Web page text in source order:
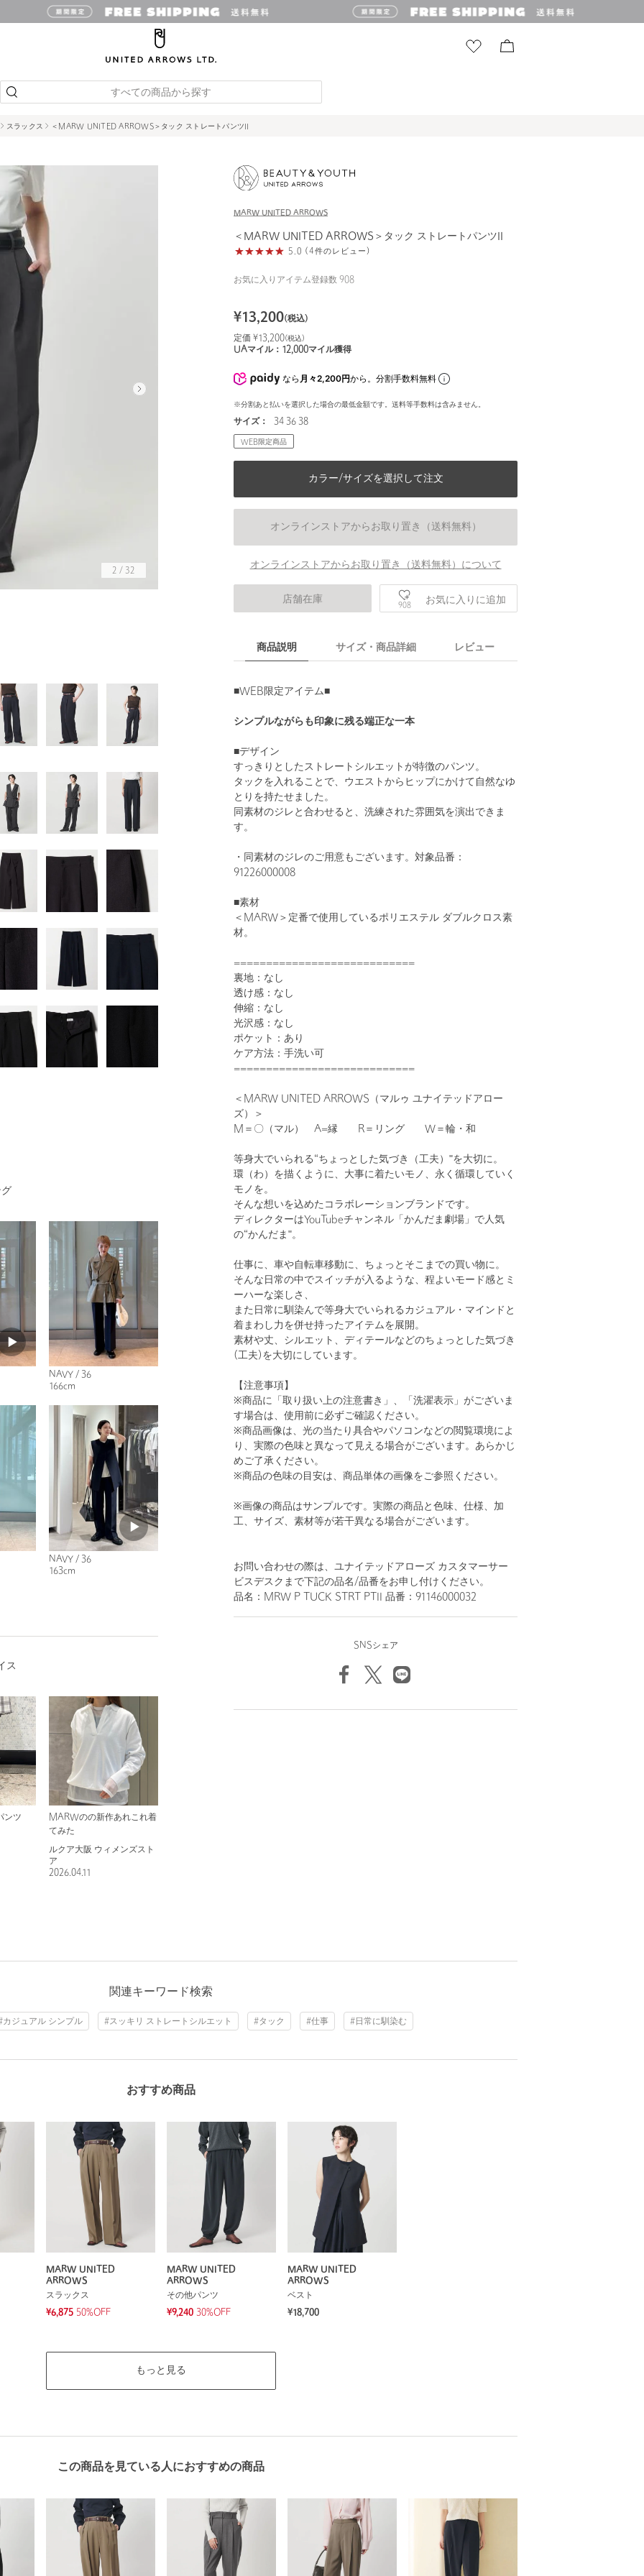
すべての商品から探す
スラックス ＜MARW UNITED ARROWS＞タック ストレートパンツII
身長167 B80 W60 H88 着用サイズ：38
2 / 32
MARW UNITED ARROWS
＜MARW UNITED ARROWS＞タック ストレートパンツII
5.0 (4件のレビュー)
お気に入りアイテム登録数 908
¥13,200(税込)
定価 ¥ 13,200(税込)
UAマイル： 12,000マイル獲得
なら 月々2,200円から。分割手数料無料
※分割あと払いを選択した場合の最低金額です。送料等手数料は含みません。
サイズ： 34 36 38
WEB限定商品
カラー/サイズを選択して注文
オンラインストアからお取り置き（送料無料）
オンラインストアからお取り置き（送料無料）について
店舗在庫
908 お気に入りに追加
商品説明 サイズ・商品詳細 レビュー
■WEB限定アイテム■
シンプルながらも印象に残る端正な一本
■デザイン
すっきりとしたストレートシルエットが特徴のパンツ。
タックを入れることで、ウエストからヒップにかけて自然なゆ
とりを持たせました。
同素材のジレと合わせると、洗練された雰囲気を演出できま
す。
・同素材のジレのご用意もございます。対象品番：
91226000008
■素材
＜MARW＞定番で使用しているポリエステル ダブルクロス素
材。
============================
裏地：なし
透け感：なし
伸縮：なし
光沢感：なし
ポケット：あり
ケア方法：手洗い可
============================
＜MARW UNITED ARROWS（マルゥ ユナイテッドアロー
ズ）＞
M＝〇（マル） A=縁 R＝リング W＝輪・和
等身大でいられる“ちょっとした気づき（工夫）"を大切に。
環（わ）を描くように、大事に着たいモノ、永く循環していく
モノを。
そんな想いを込めたコラボレーションブランドです。
ディレクターはYouTubeチャンネル「かんだま劇場」で人気
の“かんだま"。
仕事に、車や自転車移動に、ちょっとそこまでの買い物に。
そんな日常の中でスイッチが入るような、程よいモード感とミ
ーハーな楽しさ、
また日常に馴染んで等身大でいられるカジュアル・マインドと
着まわし力を併せ持ったアイテムを展開。
素材や丈、シルエット、ディテールなどのちょっとした気づき
(工夫)を大切にしています。
【注意事項】
※商品に「取り扱い上の注意書き」、「洗濯表示」がございま
す場合は、使用前に必ずご確認ください。
※商品画像は、光の当たり具合やパソコンなどの閲覧環境によ
り、実際の色味と異なって見える場合がございます。あらかじ
めご了承ください。
※商品の色味の目安は、商品単体の画像をご参照ください。
※画像の商品はサンプルです。実際の商品と色味、仕様、加
工、サイズ、素材等が若干異なる場合がございます。
お問い合わせの際は、ユナイテッドアローズ カスタマーサー
ビスデスクまで下記の品名/品番をお申し付けください。
品名：MRW P TUCK STRT PTII 品番：91146000032
SNSシェア
NAVY / 36
166cm
NAVY / 36
163cm
ス
ンツ
MARWのの新作あれこれ着
てみた
ルクア大阪 ウィメンズスト
ア
2026.04.11
関連キーワード検索
カジュアル シンプル #スッキリ ストレートシルエット #タック #仕事 #日常に馴染む
おすすめ商品
MARW UNITED
ARROWS
スラックス
¥6,875 50%OFF
MARW UNITED
ARROWS
その他パンツ
¥9,240 30%OFF
MARW UNITED
ARROWS
ベスト
¥18,700
もっと見る
この商品を見ている人におすすめの商品